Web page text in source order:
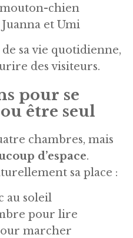
chien
et Umi
sa vie quotidienne,
des visiteurs.
pour se
être seul
chambres, mais
d’espace.
sa place :
au soleil
pour lire
marcher